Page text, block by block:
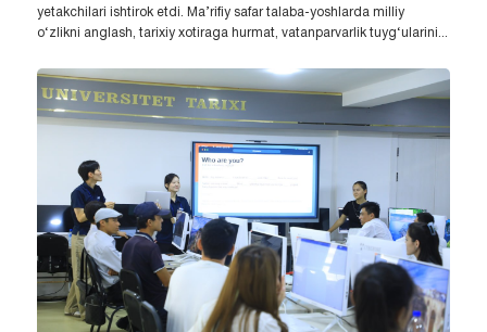
yetakchilari ishtirok etdi. Ma’rifiy safar talaba-yoshlarda milliy
o‘zlikni anglash, tarixiy xotiraga hurmat, vatanparvarlik tuyg‘ularini...